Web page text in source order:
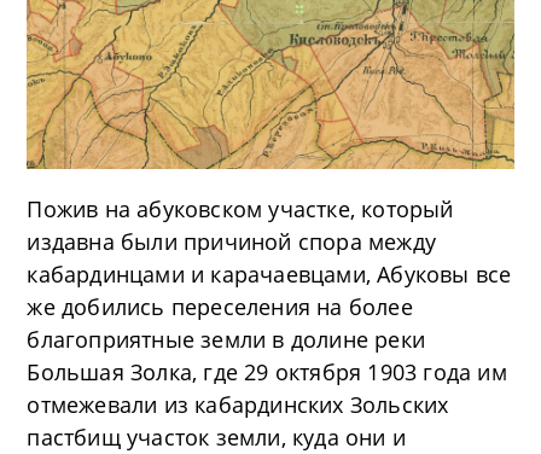
Пожив на абуковском участке, который
издавна были причиной спора между
кабардинцами и карачаевцами, Абуковы все
же добились переселения на более
благоприятные земли в долине реки
Большая Золка, где 29 октября 1903 года им
отмежевали из кабардинских Зольских
пастбищ участок земли, куда они и